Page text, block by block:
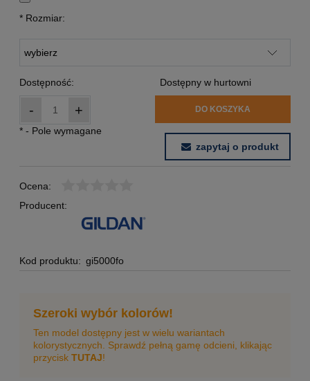
* Rozmiar:
Dostępność: Dostępny w hurtowni
- + DO KOSZYKA
* - Pole wymagane
zapytaj o produkt
Ocena:
Producent:
Kod produktu: gi5000fo
Szeroki wybór kolorów!
Ten model dostępny jest w wielu wariantach
kolorystycznych. Sprawdź pełną gamę odcieni, klikając
przycisk TUTAJ!